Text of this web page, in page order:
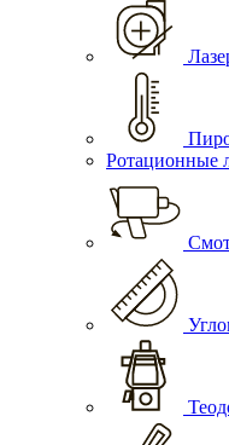
Ротационные